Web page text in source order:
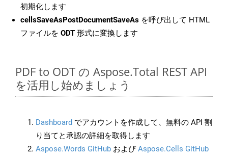
初期化します
cellsSaveAsPostDocumentSaveAs を呼び出して HTML
ファイルを ODT 形式に変換します
PDF to ODT の Aspose.Total REST API
を活用し始めましょう
Dashboard でアカウントを作成して、無料の API 割
り当てと承認の詳細を取得します
Aspose.Words GitHub およびAspose.Cells GitHub